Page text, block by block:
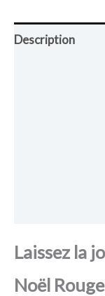
Description
Laissez la
Noël